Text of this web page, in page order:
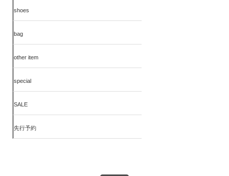
shoes
bag
other item
special
SALE
先行予約